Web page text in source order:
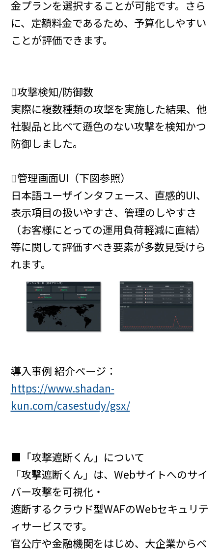
金プランを選択することが可能です。さら
に、定額料金であるため、予算化しやすい
ことが評価できます。
攻撃検知/防御数
実際に複数種類の攻撃を実施した結果、他
社製品と比べて遜色のない攻撃を検知かつ
防御しました。
管理画面UI（下図参照）
日本語ユーザインタフェース、直感的UI、
表示項目の扱いやすさ、管理のしやすさ
（お客様にとっての運用負荷軽減に直結）
等に関して評価すべき要素が多数見受けら
れます。
導入事例 紹介ページ：
https://www.shadan-
kun.com/casestudy/gsx/
■「攻撃遮断くん」について
「攻撃遮断くん」は、Webサイトへのサイ
バー攻撃を可視化・
遮断するクラウド型WAFのWebセキュリテ
ィサービスです。
官公庁や金融機関をはじめ、大企業からベ